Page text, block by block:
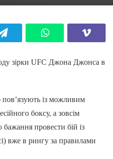
зірки UFC Джона Джонса в
із можливим
боксу, а зовсім
провести бій із
вже в рингу за правилами